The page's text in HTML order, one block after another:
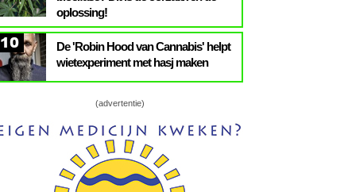
oplossing!
10
De 'Robin Hood van Cannabis' helpt
wietexperiment met hasj maken
(advertentie)